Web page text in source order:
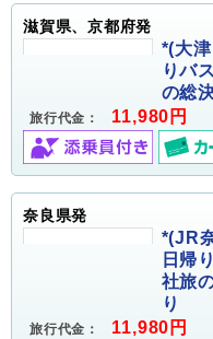
滋賀県、京都府発
*(大
りバ
の総
旅行代金： 11,980円
奈良県発
*(JR
日帰
社旅
り
旅行代金： 11,980円